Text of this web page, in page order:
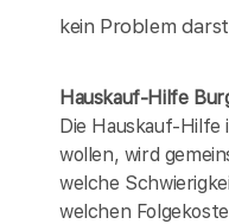
kein Problem
Hauskauf-Hilfe
Die Hauskauf-Hilfe
wollen, wird
welche
welchen